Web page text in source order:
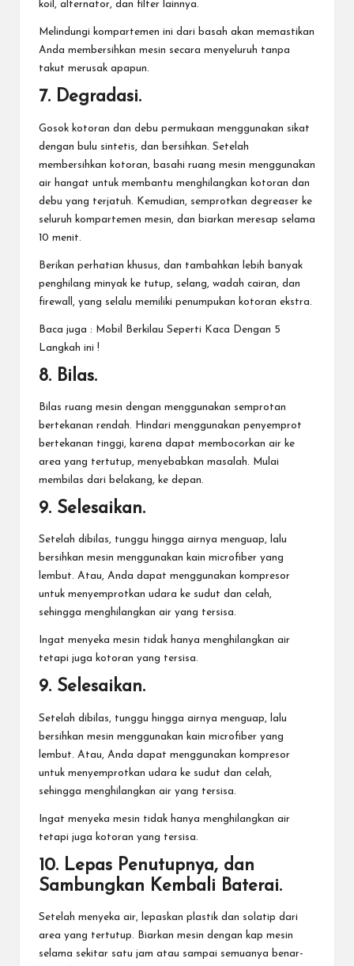
koil, alternator, dan filter lainnya.
Melindungi kompartemen ini dari basah akan memastikan
Anda membersihkan mesin secara menyeluruh tanpa
takut merusak apapun.
7. Degradasi.
Gosok kotoran dan debu permukaan menggunakan sikat
dengan bulu sintetis, dan bersihkan. Setelah
membersihkan kotoran, basahi ruang mesin menggunakan
air hangat untuk membantu menghilangkan kotoran dan
debu yang terjatuh. Kemudian, semprotkan degreaser ke
seluruh kompartemen mesin, dan biarkan meresap selama
10 menit.
Berikan perhatian khusus, dan tambahkan lebih banyak
penghilang minyak ke tutup, selang, wadah cairan, dan
firewall, yang selalu memiliki penumpukan kotoran ekstra.
Baca juga :
Mobil Berkilau Seperti Kaca Dengan 5
Langkah ini !
8. Bilas.
Bilas ruang mesin dengan menggunakan semprotan
bertekanan rendah. Hindari menggunakan penyemprot
bertekanan tinggi, karena dapat membocorkan air ke
area yang tertutup, menyebabkan masalah. Mulai
membilas dari belakang, ke depan.
9. Selesaikan.
Setelah dibilas, tunggu hingga airnya menguap, lalu
bersihkan mesin menggunakan kain microfiber yang
lembut. Atau, Anda dapat menggunakan kompresor
untuk menyemprotkan udara ke sudut dan celah,
sehingga menghilangkan air yang tersisa.
Ingat menyeka mesin tidak hanya menghilangkan air
tetapi juga kotoran yang tersisa.
9. Selesaikan.
Setelah dibilas, tunggu hingga airnya menguap, lalu
bersihkan mesin menggunakan kain microfiber yang
lembut. Atau, Anda dapat menggunakan kompresor
untuk menyemprotkan udara ke sudut dan celah,
sehingga menghilangkan air yang tersisa.
Ingat menyeka mesin tidak hanya menghilangkan air
tetapi juga kotoran yang tersisa.
10. Lepas Penutupnya, dan
Sambungkan Kembali Baterai.
Setelah menyeka air, lepaskan plastik dan solatip dari
area yang tertutup. Biarkan mesin dengan kap mesin
selama sekitar satu jam atau sampai semuanya benar-